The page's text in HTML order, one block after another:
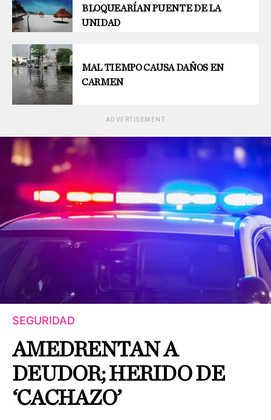
BLOQUEARÍAN PUENTE DE LA
UNIDAD
MAL TIEMPO CAUSA DAÑOS EN
CARMEN
ADVERTISEMENT
SEGURIDAD
AMEDRENTAN A
DEUDOR; HERIDO DE
‘CACHAZO’